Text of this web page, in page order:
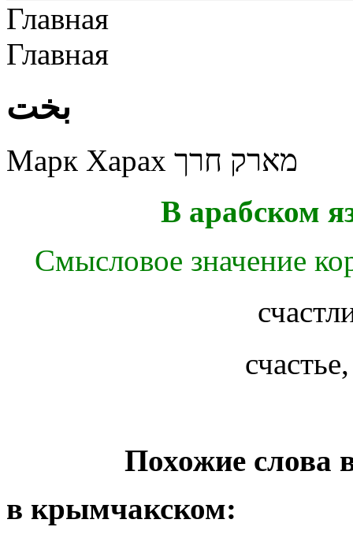
Главная
Главная
بخت
Марк Харах מארק חרך
В арабском
Смысловое значение
Похожие слова
в крымчакском: